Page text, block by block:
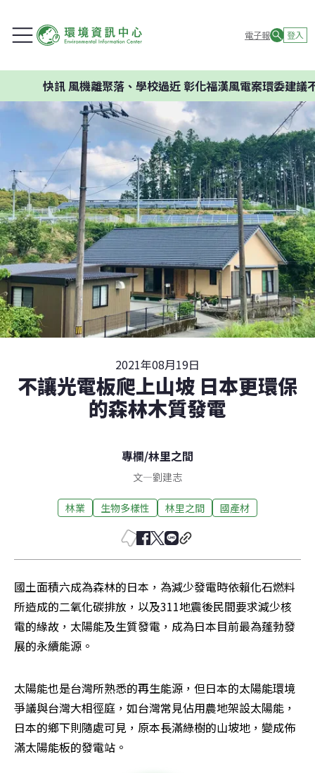
電子報 登入
機離聚落、學校過近 彰化福漢風電案環委建議不應開發
2021年08月19日
不讓光電板爬上山坡 日本更環保
的森林木質發電
專欄/林里之間
文—劉建志
林業 生物多樣性 林里之間 國產材
國土面積六成為森林的日本，為減少發電時依賴化石燃料
所造成的二氧化碳排放，以及311地震後民間要求減少核
電的緣故，太陽能及生質發電，成為日本目前最為蓬勃發
展的永續能源。
太陽能也是台灣所熟悉的再生能源，但日本的太陽能環境
爭議與台灣大相徑庭，如台灣常見佔用農地架設太陽能，
日本的鄉下則隨處可見，原本長滿綠樹的山坡地，變成佈
滿太陽能板的發電站。